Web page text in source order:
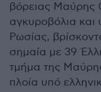
βόρειας Μαύρης
αγκυροβόλια και
Ρωσίας,
σημαία με 39
τμήμα της
πλοία υπό